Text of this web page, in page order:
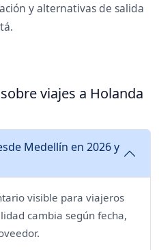
y alternativas de salida
viajes a Holanda
Medellín en 2026 y
visible para viajeros
cambia según fecha,